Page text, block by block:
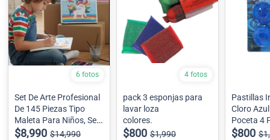
6 fotos
Set De Arte Profesional
De 145 Piezas Tipo
Maleta Para Niños, Se
envía diseño surtidos
$8,990 $14,990
4 fotos
pack 3 esponjas para
lavar loza
colores.
$800 $1,990
Pastillas
Cloro
Poceta 4
$800